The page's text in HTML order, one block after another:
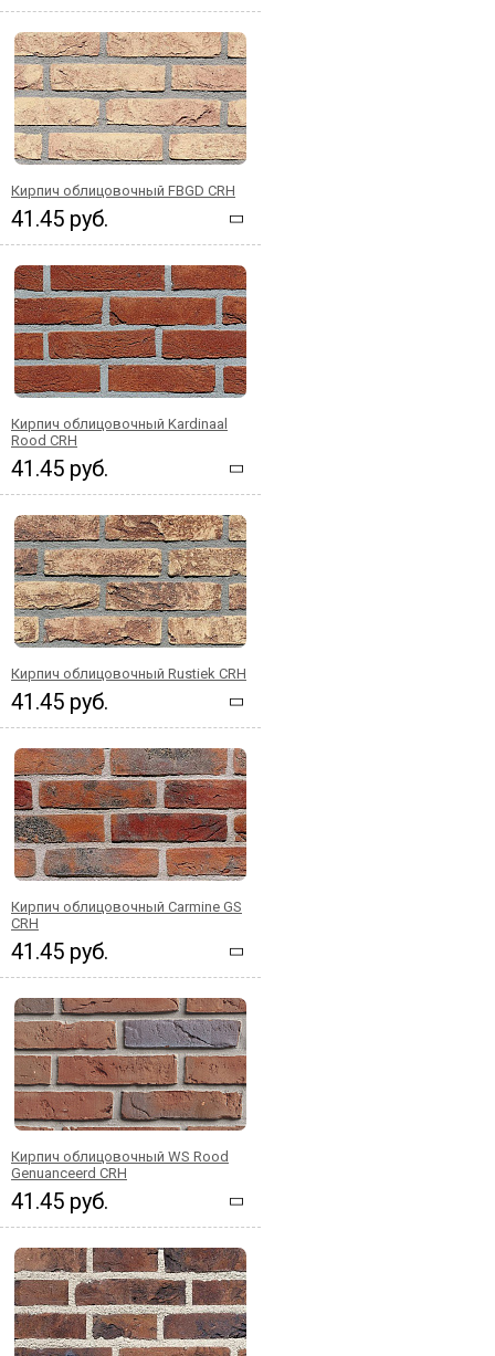
Кирпич облицовочный FBGD CRH
41.45 руб.
Кирпич облицовочный Kardinaal
Rood CRH
41.45 руб.
Кирпич облицовочный Rustiek CRH
41.45 руб.
Кирпич облицовочный Carmine GS
CRH
41.45 руб.
Кирпич облицовочный WS Rood
Genuanceerd CRH
41.45 руб.